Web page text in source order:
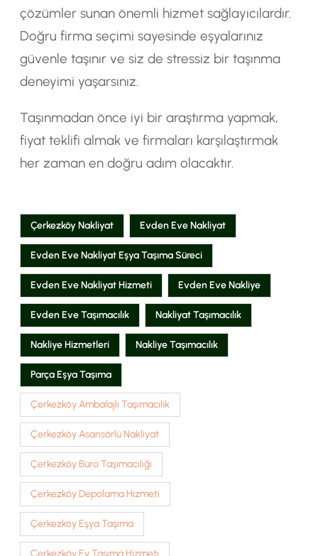
çözümler sunan önemli hizmet sağlayıcılardır.
Doğru firma seçimi sayesinde eşyalarınız
güvenle taşınır ve siz de stressiz bir taşınma
deneyimi yaşarsınız.
Taşınmadan önce iyi bir araştırma yapmak,
fiyat teklifi almak ve firmaları karşılaştırmak
her zaman en doğru adım olacaktır.
Çerkezköy Nakliyat Evden Eve Nakliyat
Evden Eve Nakliyat Eşya Taşıma Süreci
Evden Eve Nakliyat Hizmeti Evden Eve Nakliye
Evden Eve Taşımacılık Nakliyat Taşımacılık
Nakliye Hizmetleri Nakliye Taşımacılık
Parça Eşya Taşıma
Çerkezköy Ambalajlı Taşımacılık
Çerkezköy Asansörlü Nakliyat
Çerkezköy Büro Taşımacılığı
Çerkezköy Depolama Hizmeti
Çerkezköy Eşya Taşıma
Çerkezköy Ev Taşıma Hizmeti